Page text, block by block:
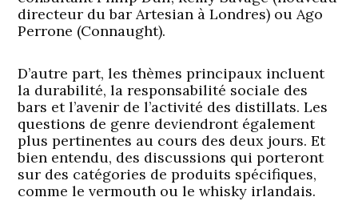
directeur du bar Artesian à Londres) ou Ago
Perrone (Connaught).
D’autre part, les thèmes principaux incluent
la durabilité, la responsabilité sociale des
bars et l’avenir de l’activité des distillats. Les
questions de genre deviendront également
plus pertinentes au cours des deux jours. Et
bien entendu, des discussions qui porteront
sur des catégories de produits spécifiques,
comme le vermouth ou le whisky irlandais.